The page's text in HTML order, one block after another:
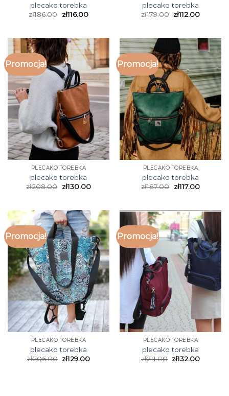
plecako torebka
zł186.00 zł116.00
plecako torebka
zł179.00 zł112.00
Promocja!
PLECAKO TOREBKA
plecako torebka
zł208.00 zł130.00
Promocja!
PLECAKO TOREBKA
plecako torebka
zł187.00 zł117.00
Promocja!
PLECAKO TOREBKA
plecako torebka
zł206.00 zł129.00
Promocja!
PLECAKO TOREBKA
plecako torebka
zł211.00 zł132.00